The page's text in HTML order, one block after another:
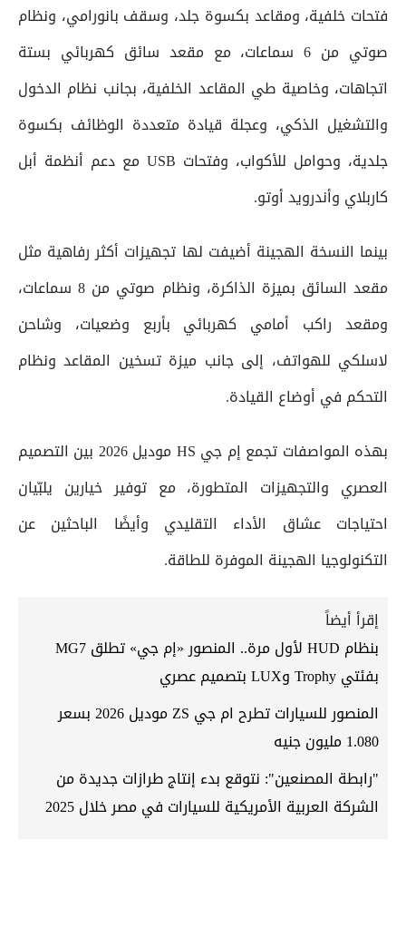
فتحات خلفية، ومقاعد بكسوة جلد، وسقف بانورامي، ونظام
صوتي من 6 سماعات، مع مقعد سائق كهربائي بستة
اتجاهات، وخاصية طي المقاعد الخلفية، بجانب نظام الدخول
والتشغيل الذكي، وعجلة قيادة متعددة الوظائف بكسوة
جلدية، وحوامل للأكواب، وفتحات USB مع دعم أنظمة أبل
كاربلاي وأندرويد أوتو.
بينما النسخة الهجينة أضيفت لها تجهيزات أكثر رفاهية مثل
مقعد السائق بميزة الذاكرة، ونظام صوتي من 8 سماعات،
ومقعد راكب أمامي كهربائي بأربع وضعيات، وشاحن
لاسلكي للهواتف، إلى جانب ميزة تسخين المقاعد ونظام
التحكم في أوضاع القيادة.
بهذه المواصفات تجمع إم جي HS موديل 2026 بين التصميم
العصري والتجهيزات المتطورة، مع توفير خيارين يلبّيان
احتياجات عشاق الأداء التقليدي وأيضًا الباحثين عن
التكنولوجيا الهجينة الموفرة للطاقة.
إقرأ أيضاً
بنظام HUD لأول مرة.. المنصور «إم جي» تطلق MG7
بفئتي Trophy وLUX بتصميم عصري
المنصور للسيارات تطرح ام جي ZS موديل 2026 بسعر
1.080 مليون جنيه
"رابطة المصنعين": نتوقع بدء إنتاج طرازات جديدة من
الشركة العربية الأمريكية للسيارات في مصر خلال 2025